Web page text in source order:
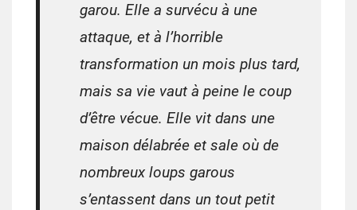
garou. Elle a survécu à une
attaque, et à l’horrible
transformation un mois plus tard,
mais sa vie vaut à peine le coup
d’être vécue. Elle vit dans une
maison délabrée et sale où de
nombreux loups garous
s’entassent dans un tout petit